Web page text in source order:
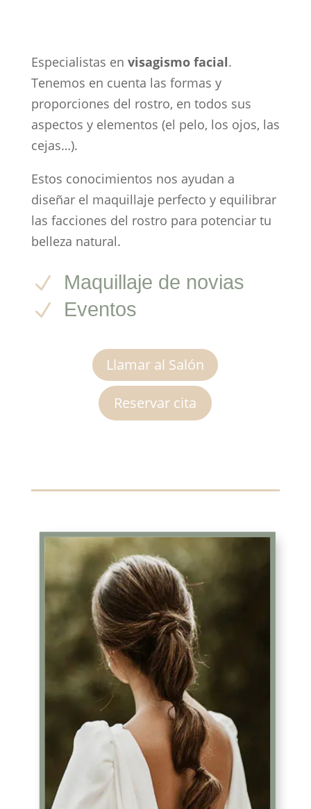
Especialistas en visagismo facial.
Tenemos en cuenta las formas y
proporciones del rostro, en todos sus
aspectos y elementos (el pelo, los ojos, las
cejas…).
Estos conocimientos nos ayudan a
diseñar el maquillaje perfecto y equilibrar
las facciones del rostro para potenciar tu
belleza natural.
N
Maquillaje de novias
N
Eventos
Llamar al Salón
Reservar cita